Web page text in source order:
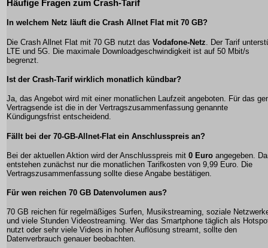
Häufige Fragen zum Crash-Tarif
In welchem Netz läuft die Crash Allnet Flat mit 70 GB?
Die Crash Allnet Flat mit 70 GB nutzt das Vodafone-Netz . Der Tarif
LTE und 5G. Die maximale Downloadgeschwindigkeit ist auf 50 Mbit/s
begrenzt.
Ist der Crash-Tarif wirklich monatlich kündbar?
Ja, das Angebot wird mit einer monatlichen Laufzeit angeboten. Für das
Vertragsende ist die in der Vertragszusammenfassung genannte
Kündigungsfrist entscheidend.
Fällt bei der 70-GB-Allnet-Flat ein Anschlusspreis an?
Bei der aktuellen Aktion wird der Anschlusspreis mit 0 Euro angegeben.
entstehen zunächst nur die monatlichen Tarifkosten von 9,99 Euro. Die
Vertragszusammenfassung sollte diese Angabe bestätigen.
Für wen reichen 70 GB Datenvolumen aus?
70 GB reichen für regelmäßiges Surfen, Musikstreaming, soziale
und viele Stunden Videostreaming. Wer das Smartphone täglich als
nutzt oder sehr viele Videos in hoher Auflösung streamt, sollte den
Datenverbrauch genauer beobachten.